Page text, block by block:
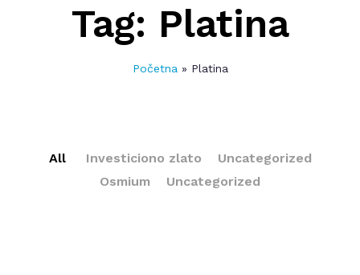
Tag: Platina
Početna » Platina
All Investiciono zlato
Uncategorized
Osmium
Uncategorized